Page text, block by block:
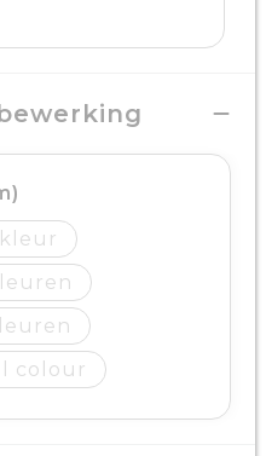
colour